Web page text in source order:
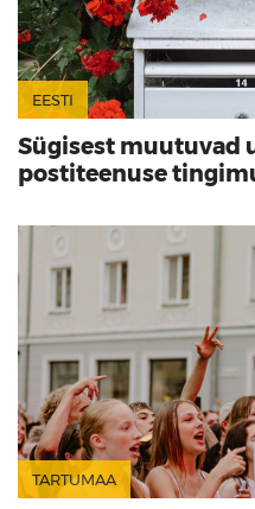
EESTI
Sügisest muutuvad
postiteenuse
TARTUMAA